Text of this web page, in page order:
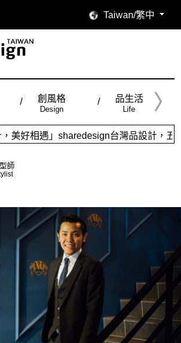
Taiwan/繁中
創風格
Design
品生活
Life
台灣品設計，五大特色主題，簡
師